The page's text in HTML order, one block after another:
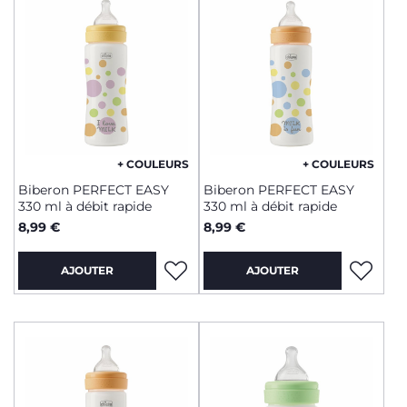
+ COULEURS
Biberon PERFECT EASY
330 ml à débit rapide
8,99 €
AJOUTER
+ COULEURS
Biberon PERFECT EASY
330 ml à débit rapide
8,99 €
AJOUTER